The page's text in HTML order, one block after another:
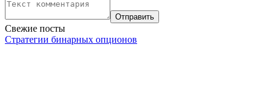
Свежие посты
Стратегии бинарных опционов